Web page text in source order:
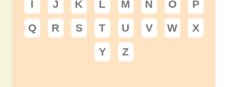
I
J K L M N O
P
Q
R S T U V W
X
Y
Z